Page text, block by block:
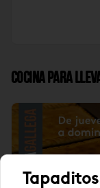
Cocina para